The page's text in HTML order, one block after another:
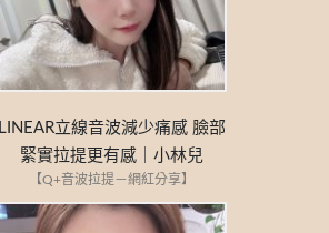
LINEAR立線音波減少痛感 臉部
緊實拉提更有感｜小林兒
【Q+音波拉提－網紅分享】